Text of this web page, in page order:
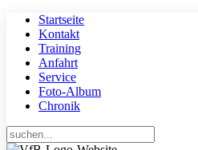
Startseite
Kontakt
Training
Anfahrt
Service
Foto-Album
Chronik